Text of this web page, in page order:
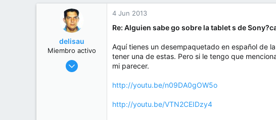
delisau
Miembro activo
27 May 2013
4 Jun 2013
Re: Alguien sabe go sobre la tablet s de
Aquí tienes un desempaquetado en español de
tener una de estas. Pero si le tengo que
mi parecer.
http://youtu.be/n09DA0gOW5o
http://youtu.be/VTN2CEIDzy4